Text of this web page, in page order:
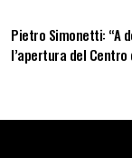
Pietro Simonetti: “A
l’apertura del Centro